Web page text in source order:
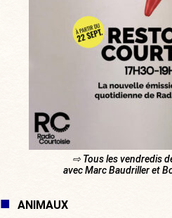
⇨ Tous les vendredis
avec Marc Baudriller et
ANIMAUX